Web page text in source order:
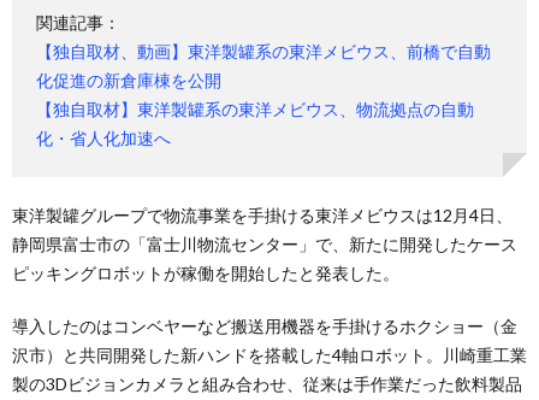
関連記事：
【独自取材、動画】東洋製罐系の東洋メビウス、前橋で自動
化促進の新倉庫棟を公開
【独自取材】東洋製罐系の東洋メビウス、物流拠点の自動
化・省人化加速へ
東洋製罐グループで物流事業を手掛ける東洋メビウスは12月4日、
静岡県富士市の「富士川物流センター」で、新たに開発したケース
ピッキングロボットが稼働を開始したと発表した。
導入したのはコンベヤーなど搬送用機器を手掛けるホクショー（金
沢市）と共同開発した新ハンドを搭載した4軸ロボット。川崎重工業
製の3Dビジョンカメラと組み合わせ、従来は手作業だった飲料製品